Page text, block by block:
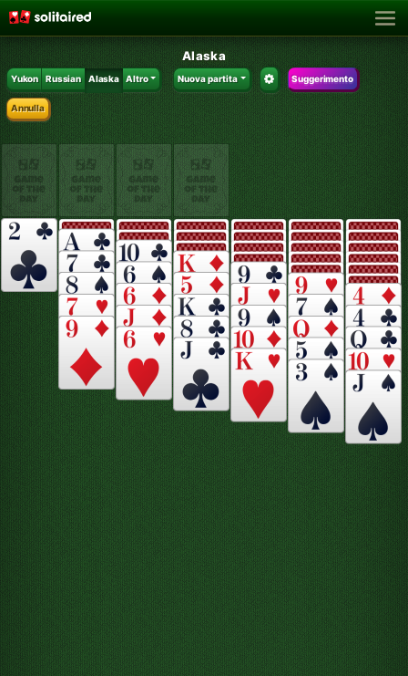
Alaska
Yukon Russian Alaska Altro Nuova partita Suggerimento
Annulla